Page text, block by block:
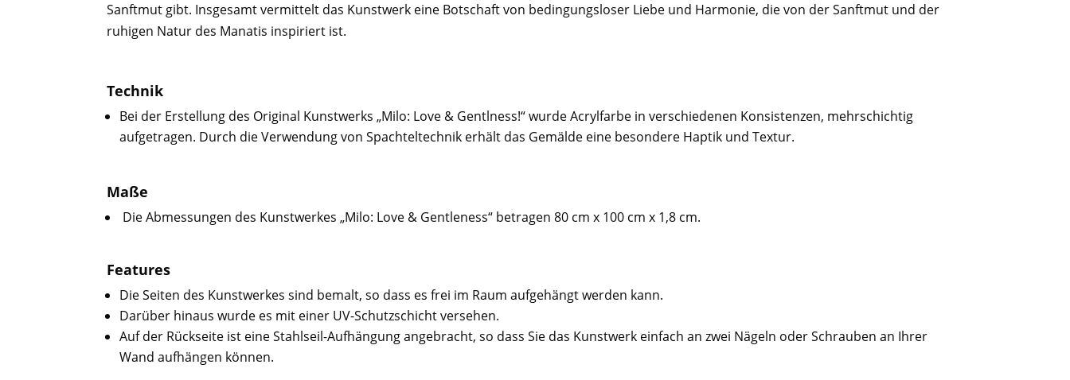
Sanftmut gibt. Insgesamt vermittelt das Kunstwerk eine Botschaft von bedingungsloser Liebe und Harmonie, die von der Sanftmut und der
ruhigen Natur des Manatis inspiriert ist.
Technik
Bei der Erstellung des Original Kunstwerks „Milo: Love & Gentlness!“ wurde Acrylfarbe in verschiedenen Konsistenzen, mehrschichtig
aufgetragen. Durch die Verwendung von Spachteltechnik erhält das Gemälde eine besondere Haptik und Textur.
Maße
Die Abmessungen des Kunstwerkes „Milo: Love & Gentleness“ betragen 80 cm x 100 cm x 1,8 cm.
Features
Die Seiten des Kunstwerkes sind bemalt, so dass es frei im Raum aufgehängt werden kann.
Darüber hinaus wurde es mit einer UV-Schutzschicht versehen.
Auf der Rückseite ist eine Stahlseil-Aufhängung angebracht, so dass Sie das Kunstwerk einfach an zwei Nägeln oder Schrauben an Ihrer
Wand aufhängen können.